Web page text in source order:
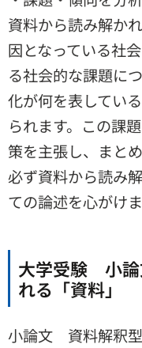
資料から読み解か
因となっている社
る社会的な課題に
化が何を表してい
られます。この課
策を主張し、まと
必ず資料から読み
ての論述を心がけま
大学受験 小論
れる「資料」
小論文 資料解釈